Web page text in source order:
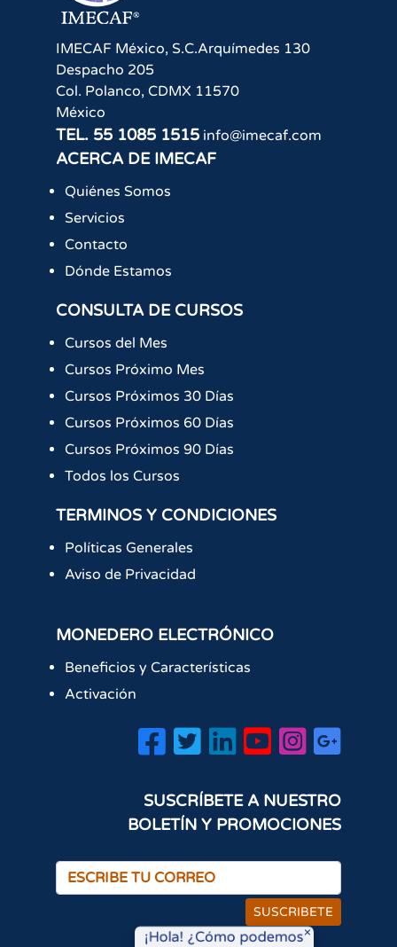
IMECAF México, S.C.Arquímedes 130
Despacho 205
Col. Polanco, CDMX 11570
México
TEL. 55 1085 1515 info@imecaf.com
ACERCA DE IMECAF
Quiénes Somos
Servicios
Contacto
Dónde Estamos
CONSULTA DE CURSOS
Cursos del Mes
Cursos Próximo Mes
Cursos Próximos 30 Días
Cursos Próximos 60 Días
Cursos Próximos 90 Días
Todos los Cursos
TERMINOS Y CONDICIONES
Políticas Generales
Aviso de Privacidad
MONEDERO ELECTRÓNICO
Beneficios y Características
Activación
SUSCRÍBETE A NUESTRO
BOLETÍN Y PROMOCIONES
SUSCRIBETE
¡Hola! ¿Cómo podemos×